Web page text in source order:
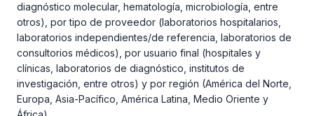
diagnóstico molecular, hematología, microbiología, entre
otros), por tipo de proveedor (laboratorios hospitalarios,
laboratorios independientes/de referencia, laboratorios de
consultorios médicos), por usuario final (hospitales y
clínicas, laboratorios de diagnóstico, institutos de
investigación, entre otros) y por región (América del Norte,
Europa, Asia-Pacífico, América Latina, Medio Oriente y